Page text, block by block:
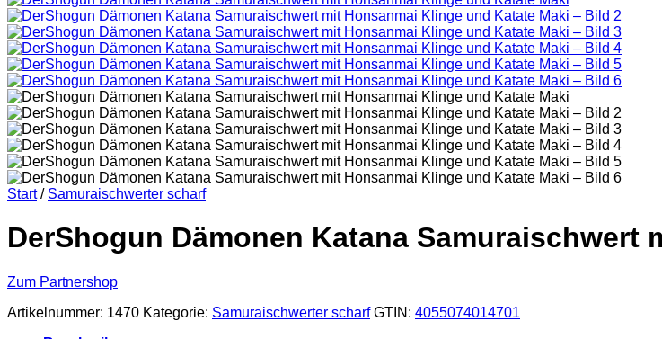
Start / Samuraischwerter scharf
DerShogun Dämonen Katana Samuraischwert
Zum Partnershop
Artikelnummer: 1470 Kategorie: Samuraischwerter scharf GTIN: 4055074014701